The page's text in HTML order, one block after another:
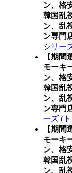
ン、格
韓国乱
ン、乱
ン専門
シリー
【期間
モーキ
ン、格
韓国乱
ン、乱
ン専門
ーズ (
【期間
モーキ
ン、格
韓国乱
ン、乱